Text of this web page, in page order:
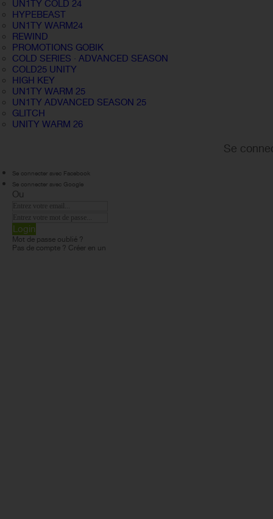
UN1TY COLD 24
HYPEBEAST
UN1TY WARM24
REWIND
PROMOTIONS GOBIK
COLD SERIES · ADVANCED SEASON
COLD25 UNITY
HIGH KEY
UN1TY WARM 25
UN1TY ADVANCED SEASON 25
GLITCH
UNITY WARM 26
Se
Se connecter avec Facebook
Se connecter avec Google
Ou
Login
Mot de passe oublié ?
Pas de compte ? Créer en un